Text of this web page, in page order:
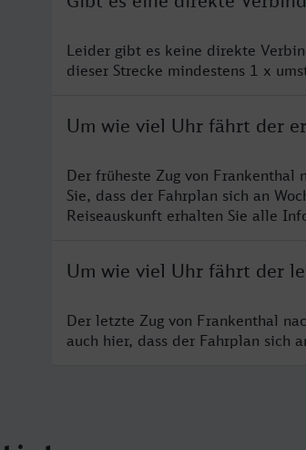
Leider gibt es keine direkte
dieser Strecke mindestens 1 x
Um wie viel Uhr fährt der
Der früheste Zug von
Sie, dass der Fahrplan sich an
Reiseauskunft erhalten Sie alle
Um wie viel Uhr fährt der
Der letzte Zug von Frankenthal
auch hier, dass der Fahrplan sich